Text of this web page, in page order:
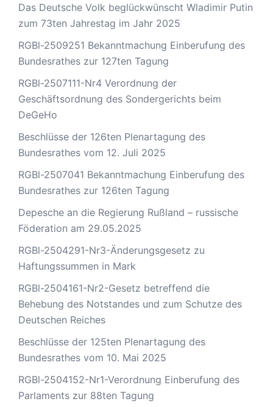
Das Deutsche Volk beglückwünscht Wladimir Putin
zum 73ten Jahrestag im Jahr 2025
RGBl-2509251 Bekanntmachung Einberufung des
Bundesrathes zur 127ten Tagung
RGBl-2507111-Nr4 Verordnung der
Geschäftsordnung des Sondergerichts beim
DeGeHo
Beschlüsse der 126ten Plenartagung des
Bundesrathes vom 12. Juli 2025
RGBl-2507041 Bekanntmachung Einberufung des
Bundesrathes zur 126ten Tagung
Depesche an die Regierung Rußland – russische
Föderation am 29.05.2025
RGBl-2504291-Nr3-Änderungsgesetz zu
Haftungssummen in Mark
RGBl-2504161-Nr2-Gesetz betreffend die
Behebung des Notstandes und zum Schutze des
Deutschen Reiches
Beschlüsse der 125ten Plenartagung des
Bundesrathes vom 10. Mai 2025
RGBl-2504152-Nr1-Verordnung Einberufung des
Parlaments zur 88ten Tagung